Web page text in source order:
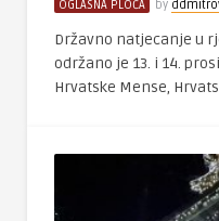
OGLASNA PLOČA by
Državno natjecanje u
održano je 13. i 14.
Hrvatske Mense,